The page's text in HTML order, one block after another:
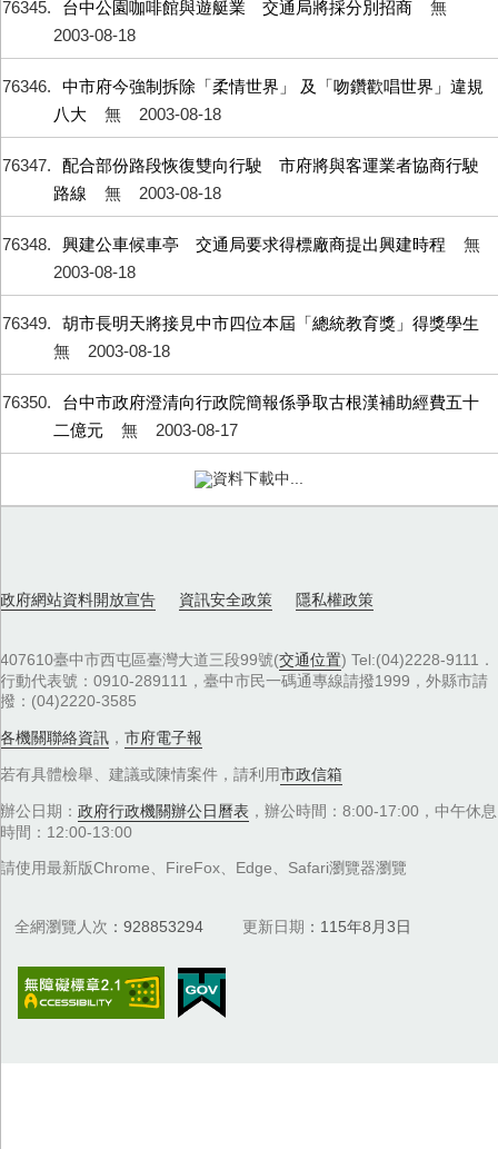
76345 台中公園咖啡館與遊艇業 交通局將採分別招商
無
2003-08-18
76346
中市府今強制拆除「柔情世界」 及「吻鑽歡唱世界」違規
八大
無 2003-08-18
76347
配合部份路段恢復雙向行駛 市府將與客運業者協商行駛
路線
無 2003-08-18
76348 興建公車候車亭 交通局要求得標廠商提出興建時程
無
2003-08-18
76349
胡市長明天將接見中市四位本屆「總統教育獎」得獎學生
無
2003-08-18
76350
台中市政府澄清向行政院簡報係爭取古根漢補助經費五十
二億元
無 2003-08-17
資料下載中...
政府網站資料開放宣告 資訊安全政策 隱私權政策
407610臺中市西屯區臺灣大道三段99號(交通位置) Tel:(04)2228-9111．
行動代表號：0910-289111，臺中市民一碼通專線請撥1999，外縣市請
撥：(04)2220-3585
各機關聯絡資訊 ， 市府電子報
若有具體檢舉、建議或陳情案件，請利用市政信箱
辦公日期： 政府行政機關辦公日曆表 ，辦公時間：8:00-17:00，中午休息
時間：12:00-13:00
請使用最新版Chrome、FireFox、Edge、Safari瀏覽器瀏覽
全網瀏覽人次 928853294 更新日期 115年8月3日